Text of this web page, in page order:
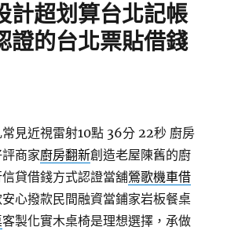
計超划算台北記帳
證的台北票貼借錢
見近視雷射10點 36分 22秒 廚房
商家廚房翻新創造老屋陳舊的廚
貸借錢方式認證當舖鶯歌機車借
心撥款民間融資當鋪家岩板餐桌
客製化實木桌椅是理想選擇，承做